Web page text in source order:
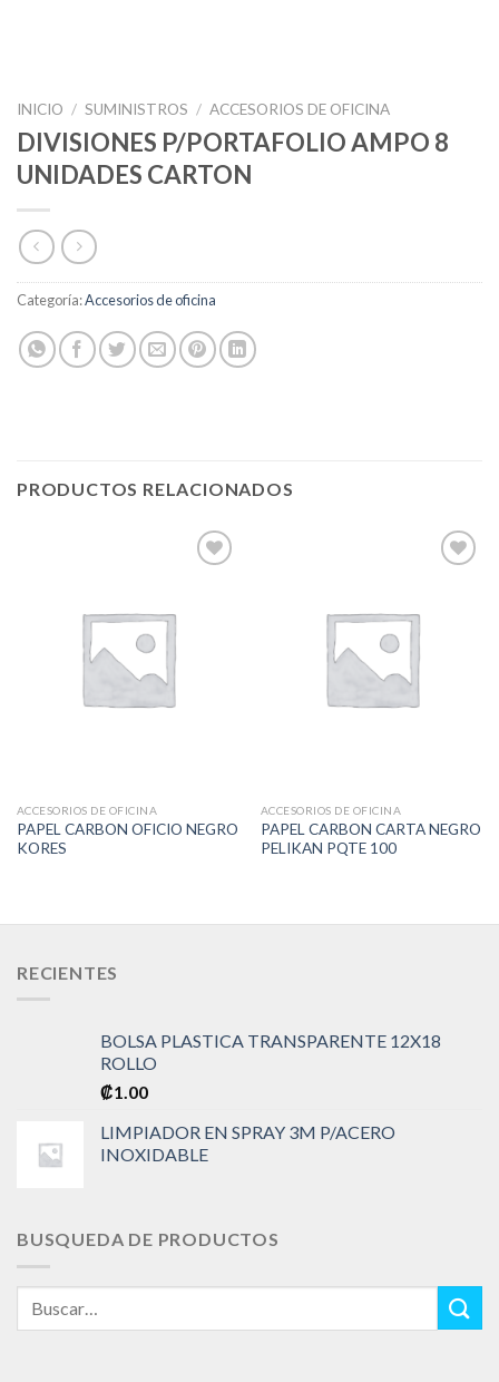
INICIO / SUMINISTROS / ACCESORIOS DE OFICINA
DIVISIONES P/PORTAFOLIO AMPO 8
UNIDADES CARTON
Categoría:Accesorios de oficina
PRODUCTOS RELACIONADOS
ACCESORIOS DE OFICINA
PAPEL CARBON OFICIO NEGRO
KORES
ACCESORIOS DE OFICINA
PAPEL CARBON CARTA NEGRO
PELIKAN PQTE 100
RECIENTES
BOLSA PLASTICA TRANSPARENTE 12X18
ROLLO
₡1.00
LIMPIADOR EN SPRAY 3M P/ACERO
INOXIDABLE
BUSQUEDA DE PRODUCTOS